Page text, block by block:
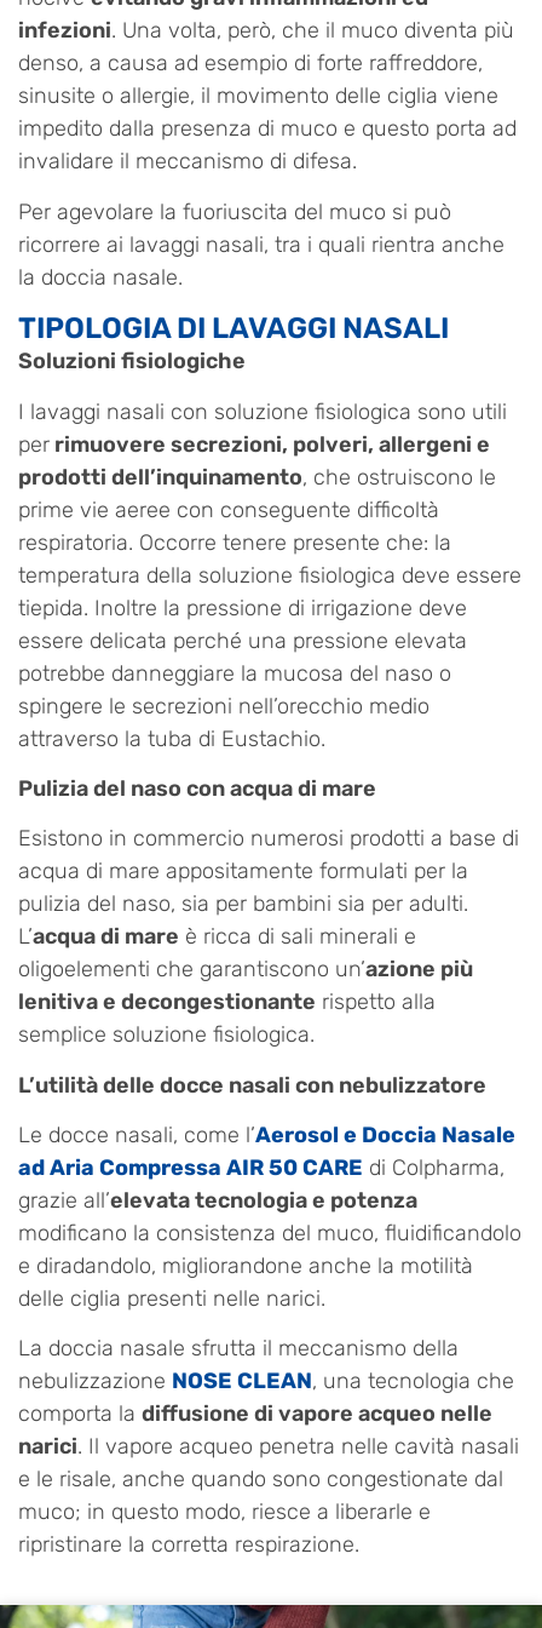
infezioni. Una volta, però, che il muco diventa più
denso, a causa ad esempio di forte raffreddore,
sinusite o allergie, il movimento delle ciglia viene
impedito dalla presenza di muco e questo porta ad
invalidare il meccanismo di difesa.
Per agevolare la fuoriuscita del muco si può
ricorrere ai lavaggi nasali, tra i quali rientra anche
la doccia nasale.
TIPOLOGIA DI LAVAGGI NASALI
Soluzioni fisiologiche
I lavaggi nasali con soluzione fisiologica sono utili
per rimuovere secrezioni, polveri, allergeni e
prodotti dell’inquinamento, che ostruiscono le
prime vie aeree con conseguente difficoltà
respiratoria. Occorre tenere presente che: la
temperatura della soluzione fisiologica deve essere
tiepida. Inoltre la pressione di irrigazione deve
essere delicata perché una pressione elevata
potrebbe danneggiare la mucosa del naso o
spingere le secrezioni nell’orecchio medio
attraverso la tuba di Eustachio.
Pulizia del naso con acqua di mare
Esistono in commercio numerosi prodotti a base di
acqua di mare appositamente formulati per la
pulizia del naso, sia per bambini sia per adulti.
L’acqua di mare è ricca di sali minerali e
oligoelementi che garantiscono un’azione più
lenitiva e decongestionante rispetto alla
semplice soluzione fisiologica.
L’utilità delle docce nasali con nebulizzatore
Le docce nasali, come l’Aerosol e Doccia Nasale
ad Aria Compressa AIR 50 CARE di Colpharma,
grazie all’elevata tecnologia e potenza
modificano la consistenza del muco, fluidificandolo
e diradandolo, migliorandone anche la motilità
delle ciglia presenti nelle narici.
La doccia nasale sfrutta il meccanismo della
nebulizzazione NOSE CLEAN, una tecnologia che
comporta la diffusione di vapore acqueo nelle
narici. Il vapore acqueo penetra nelle cavità nasali
e le risale, anche quando sono congestionate dal
muco; in questo modo, riesce a liberarle e
ripristinare la corretta respirazione.